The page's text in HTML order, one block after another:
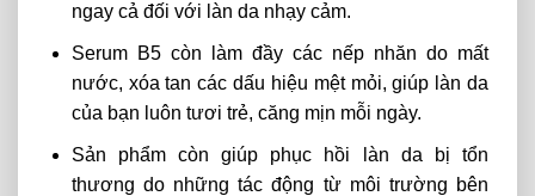
ngay cả đối với làn da nhạy cảm.
Serum B5 còn làm đầy các nếp nhăn do mất
nước, xóa tan các dấu hiệu mệt mỏi, giúp làn da
của bạn luôn tươi trẻ, căng mịn mỗi ngày.
Sản phẩm còn giúp phục hồi làn da bị tổn
thương do những tác động từ môi trường bên